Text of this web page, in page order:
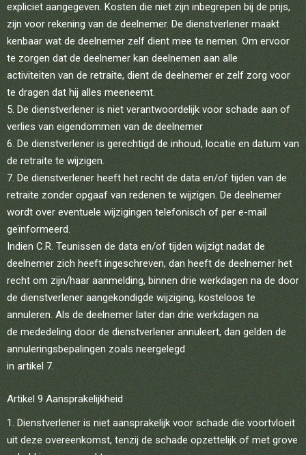
expliciet aangegeven. Kosten die niet zijn inbegrepen bij de prijs,
zijn voor rekening van de deelnemer. De dienstverlener maakt
kenbaar wat de deelnemer zelf dient mee te nemen. Om ervoor
te zorgen dat de deelnemer kan deelnemen aan alle
activiteiten van de retraite, dient de deelnemer er zelf zorg voor
te dragen dat hij alles meeneemt.
5. De dienstverlener is niet verantwoordelijk voor schade aan of
verlies van eigendommen van de deelnemer
6. De dienstverlener is gerechtigd de inhoud, locatie en datum van
de retraite te wijzigen.
7. De dienstverlener heeft het recht de data en/of tijden van de
retraite zonder opgaaf van redenen te wijzigen. De deelnemer
wordt over eventuele wijzigingen telefonisch of per e-mail
geïnformeerd.
Indien C.R. Teunissen de data en/of tijden wijzigt nadat de
deelnemer zich heeft ingeschreven, dan heeft de deelnemer het
recht om zijn/haar aanmelding, binnen drie werkdagen na de door
de dienstverlener aangekondigde wijziging, kosteloos te
annuleren. Als de deelnemer later dan drie werkdagen na
de mededeling door de dienstverlener annuleert, dan gelden de
annuleringsbepalingen zoals neergelegd
in artikel 7.
Artikel 9 Aansprakelijkheid
Dienstverlener is niet aansprakelijk voor schade die voortvloeit
uit deze overeenkomst, tenzij de schade opzettelijk of met grove